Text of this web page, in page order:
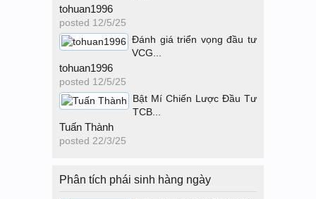
tohuan1996
posted 12/5/25
Đánh giá triển vọng đầu tư
VCG...
tohuan1996
posted 12/5/25
Bật Mí Chiến Lược Đầu Tư
TCB...
Tuấn Thành
posted 22/3/25
Phân tích phái sinh hàng ngày